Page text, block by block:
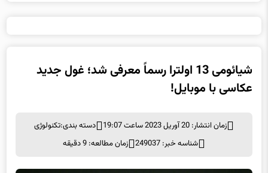
شیائومی 13 اولترا رسماً معرفی شد؛ غول جدید
عکاسی با موبایل!
زمان انتشار: 20 آوریل 2023 ساعت 19:07 دسته بندی:تکنولوژی
شناسه خبر: 249037
زمان مطالعه: 9 دقیقه